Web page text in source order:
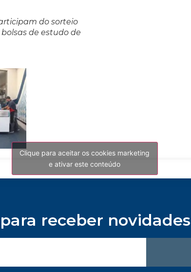
do sorteio
de estudo de
Clique para aceitar os cookies marketing
e ativar este conteúdo
receber novidades